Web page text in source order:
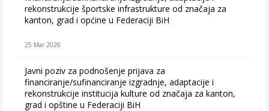
rekonstrukcije športske infrastrukture od značaja za
kanton, grad i općine u Federaciji BiH
25 Mar 2026
Javni poziv za podnošenje prijava za
financiranje/sufinanciranje izgradnje, adaptacije i
rekonstrukcije institucija kulture od značaja za kanton,
grad i opštine u Federaciji BiH